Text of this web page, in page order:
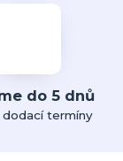
do 5 dnů
dodací termíny